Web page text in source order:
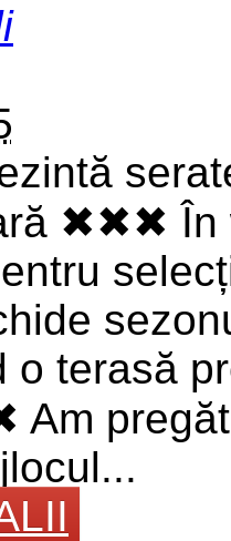
✖✖✖ În
o terasă
Am